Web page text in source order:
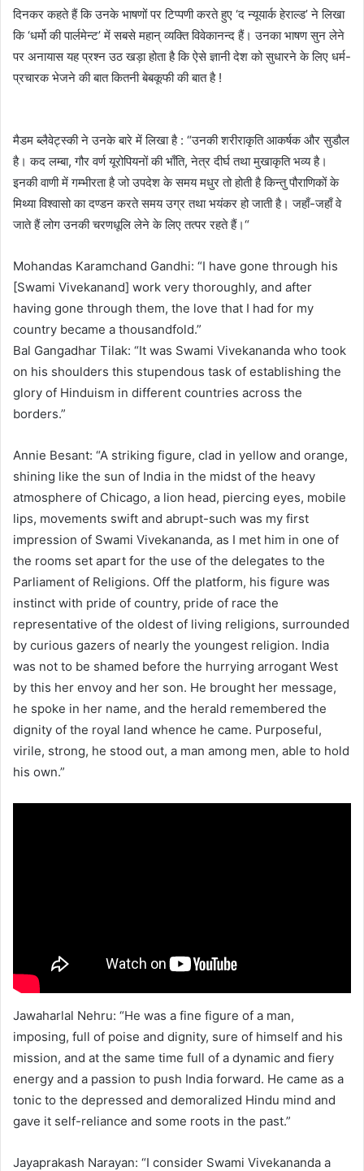
दिनकर कहते हैं कि उनके भाषणों पर टिप्पणी करते हुए ‘द न्यूयार्क हेराल्ड’ ने लिखा
कि ‘धर्मो की पार्लमेन्ट’ में सबसे महान्‌ व्यक्ति विवेकानन्द हैं। उनका भाषण सुन लेने
पर अनायास यह प्रश्‍न उठ खड़ा होता है कि ऐसे ज्ञानी देश को सुधारने के लिए धर्म-
प्रचारक भेजने की बात कितनी बेबकूफी की बात है !
मैडम ब्लैवेट्स्की ने उनके बारे में लिखा है : “उनकी शरीराकृति आकर्षक और सुडौल
है। कद लम्बा, गौर वर्ण यूरोपियनों की भाँति, नेत्र दीर्घ तथा मुखाकृति भव्य है।
इनकी वाणी में गम्भीरता है जो उपदेश के समय मधुर तो होती है किन्तु पौराणिकों के
मिथ्या विश्वासो का दण्डन करते समय उग्र तथा भयंकर हो जाती है। जहाँ-जहाँ वे
जाते हैं लोग उनकी चरणधूलि लेने के लिए तत्पर रहते हैं।“
Mohandas Karamchand Gandhi: “I have gone through his
[Swami Vivekanand] work very thoroughly, and after
having gone through them, the love that I had for my
country became a thousandfold.”
Bal Gangadhar Tilak: “It was Swami Vivekananda who took
on his shoulders this stupendous task of establishing the
glory of Hinduism in different countries across the
borders.”
Annie Besant: “A striking figure, clad in yellow and orange,
shining like the sun of India in the midst of the heavy
atmosphere of Chicago, a lion head, piercing eyes, mobile
lips, movements swift and abrupt-such was my first
impression of Swami Vivekananda, as I met him in one of
the rooms set apart for the use of the delegates to the
Parliament of Religions. Off the platform, his figure was
instinct with pride of country, pride of race the
representative of the oldest of living religions, surrounded
by curious gazers of nearly the youngest religion. India
was not to be shamed before the hurrying arrogant West
by this her envoy and her son. He brought her message,
he spoke in her name, and the herald remembered the
dignity of the royal land whence he came. Purposeful,
virile, strong, he stood out, a man among men, able to hold
his own.”
Jawaharlal Nehru: “He was a fine figure of a man,
imposing, full of poise and dignity, sure of himself and his
mission, and at the same time full of a dynamic and fiery
energy and a passion to push India forward. He came as a
tonic to the depressed and demoralized Hindu mind and
gave it self-reliance and some roots in the past.”
Jayaprakash Narayan: “I consider Swami Vivekananda a